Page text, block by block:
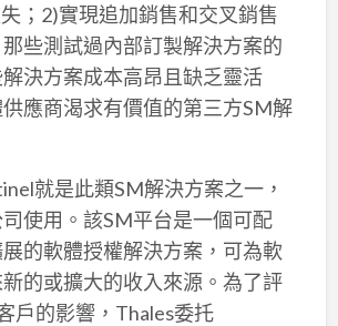
；2)實現追加銷售和交叉銷售
些測試過內部訂製解決方案的
決方案成本高昂且缺乏靈活
應商渴求有價值的第三方SM解
就是此類SM解決方案之一，
使用。該SM平台是一個可配
的軟體授權解決方案，可為軟
的或擴大的收入來源。為了評
戶的影響，Thales委托